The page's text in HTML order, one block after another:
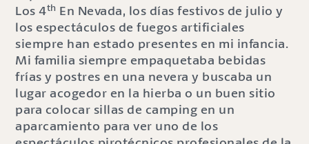
Los 4th En Nevada, los días festivos de julio y
los espectáculos de fuegos artificiales
siempre han estado presentes en mi infancia.
Mi familia siempre empaquetaba bebidas
frías y postres en una nevera y buscaba un
lugar acogedor en la hierba o un buen sitio
para colocar sillas de camping en un
aparcamiento para ver uno de los